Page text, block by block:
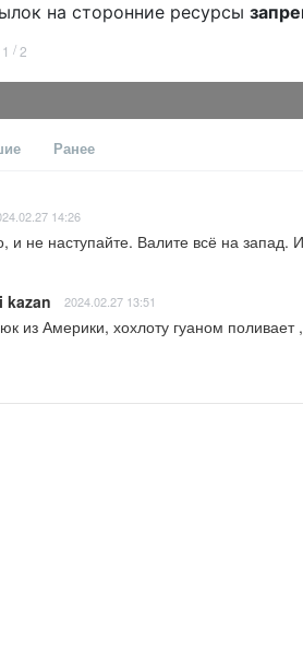
на сторонние ресурсы
1 /2
Ранее
14:26
и не наступайте. Валите всё на запад.
kazan 2024.02.27 13:51
из Америки, хохлоту гуаном